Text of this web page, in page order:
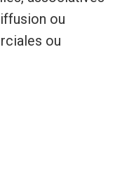
ou
ou